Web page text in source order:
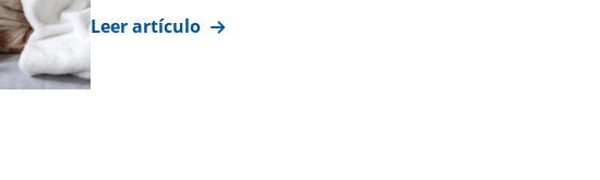
Leer artículo